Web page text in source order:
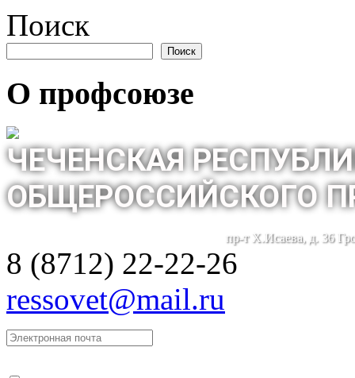
Поиск
Поиск
О профсоюзе
ЧЕЧЕНСКАЯ
ОБЩЕРОССИЙСКОГО
пр-т Х.Исаева, д. 36
8 (8712) 22-22-26
ressovet@mail.ru